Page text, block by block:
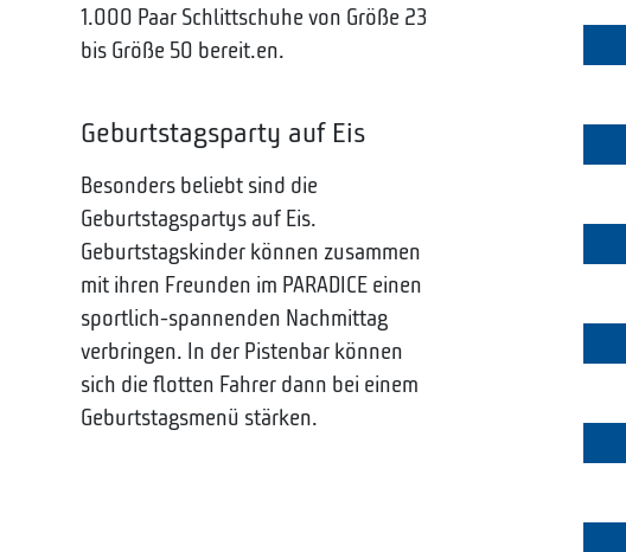
1.000 Paar Schlittschuhe von Größe 23
bis Größe 50 bereit.en.
Geburtstagsparty auf Eis
Besonders beliebt sind die
Geburtstagspartys auf Eis.
Geburtstagskinder können zusammen
mit ihren Freunden im PARADICE einen
sportlich-spannenden Nachmittag
verbringen. In der Pistenbar können
sich die flotten Fahrer dann bei einem
Geburtstagsmenü stärken.